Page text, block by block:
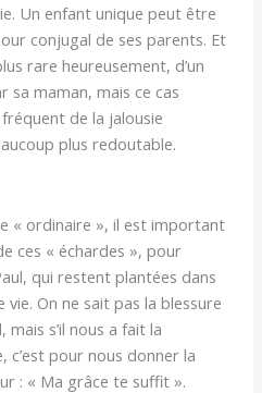
Un enfant unique peut être
conjugal de ses parents. Et
rare heureusement, d’un
sa maman, mais ce cas
de la jalousie
plus redoutable.
« ordinaire », il est important
ces « échardes », pour
qui restent plantées dans
On ne sait pas la blessure
s’il nous a fait la
c’est pour nous donner la
: « Ma grâce te suffit ».